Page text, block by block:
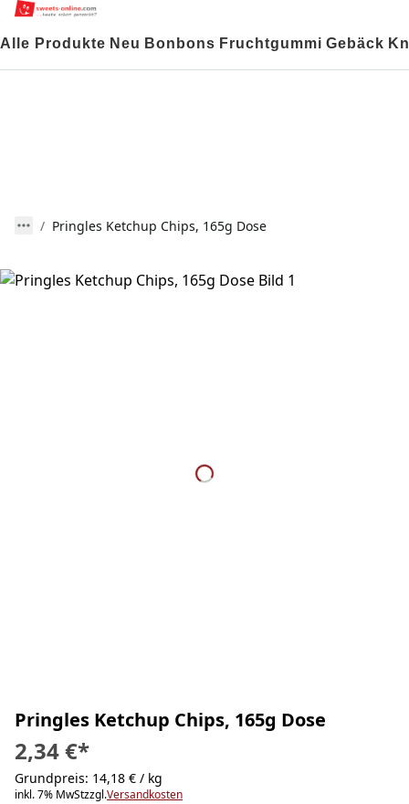
Alle Produkte Neu Bonbons Fruchtgummi Gebäck
Pringles Ketchup Chips, 165g Dose
Pringles Ketchup Chips, 165g Dose
2,34 €*
Grundpreis: 14,18 € / kg
inkl. 7% MwStzzgl.Versandkosten